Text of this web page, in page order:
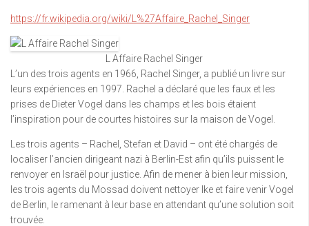
https://fr.wikipedia.org/wiki/L%27Affaire_Rachel_Singer
L Affaire Rachel Singer
L’un des trois agents en 1966, Rachel Singer, a publié un livre sur
leurs expériences en 1997. Rachel a déclaré que les faux et les
prises de Dieter Vogel dans les champs et les bois étaient
l’inspiration pour de courtes histoires sur la maison de Vogel.
Les trois agents – Rachel, Stefan et David – ont été chargés de
localiser l’ancien dirigeant nazi à Berlin-Est afin qu’ils puissent le
renvoyer en Israël pour justice. Afin de mener à bien leur mission,
les trois agents du Mossad doivent nettoyer Ike et faire venir Vogel
de Berlin, le ramenant à leur base en attendant qu’une solution soit
trouvée.